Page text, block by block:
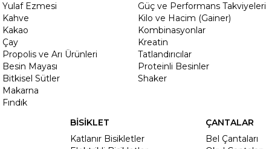
Yulaf Ezmesi
Kahve
Kakao
Çay
Propolis ve Arı Ürünleri
Besin Mayası
Bitkisel Sütler
Makarna
Fındık
Güç ve Performans Takviyeleri
Kilo ve Hacim (Gainer)
Kombinasyonlar
Kreatin
Tatlandırıcılar
Proteinli Besinler
Shaker
BİSİKLET
Katlanır Bisikletler
ÇANTALAR
Bel Çantaları